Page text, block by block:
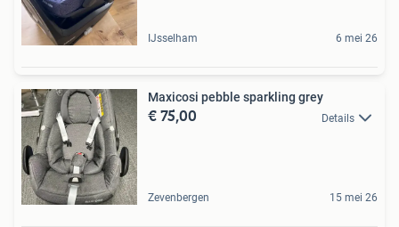
IJsselham 6 mei 26
Maxicosi pebble sparkling grey
€ 75,00 Details
Zevenbergen 15 mei 26